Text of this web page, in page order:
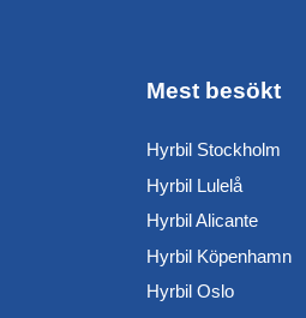
Mest besökt
Hyrbil Stockholm
Hyrbil Lulelå
Hyrbil Alicante
Hyrbil Köpenhamn
Hyrbil Oslo